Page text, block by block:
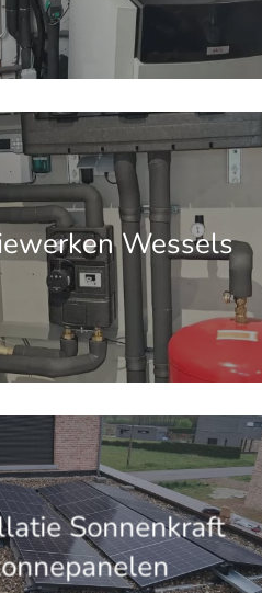
Wessels
Sonnenkraft